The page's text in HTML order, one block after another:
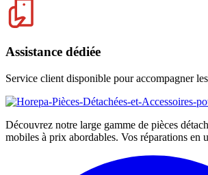
Assistance dédiée
Service client disponible pour accompagner
Découvrez notre large gamme de pièces
mobiles à prix abordables. Vos réparations en